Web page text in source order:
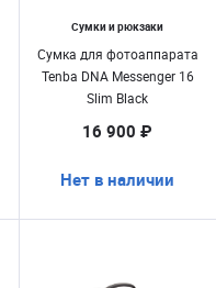
Сумки и рюкзаки
Сумка для фотоаппарата
Tenba DNA Messenger 16
Slim Black
16 900 ₽
Нет в наличии